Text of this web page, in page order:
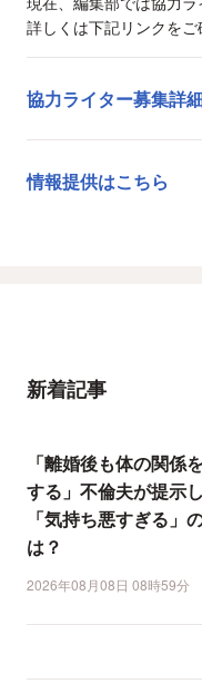
詳しくは下記リンクをご
協力ライター募集詳
情報提供はこちら
新着記事
「離婚後も体の関係
する」不倫夫が提示
「気持ち悪すぎる」
は？
2026年08月08日 08時59分